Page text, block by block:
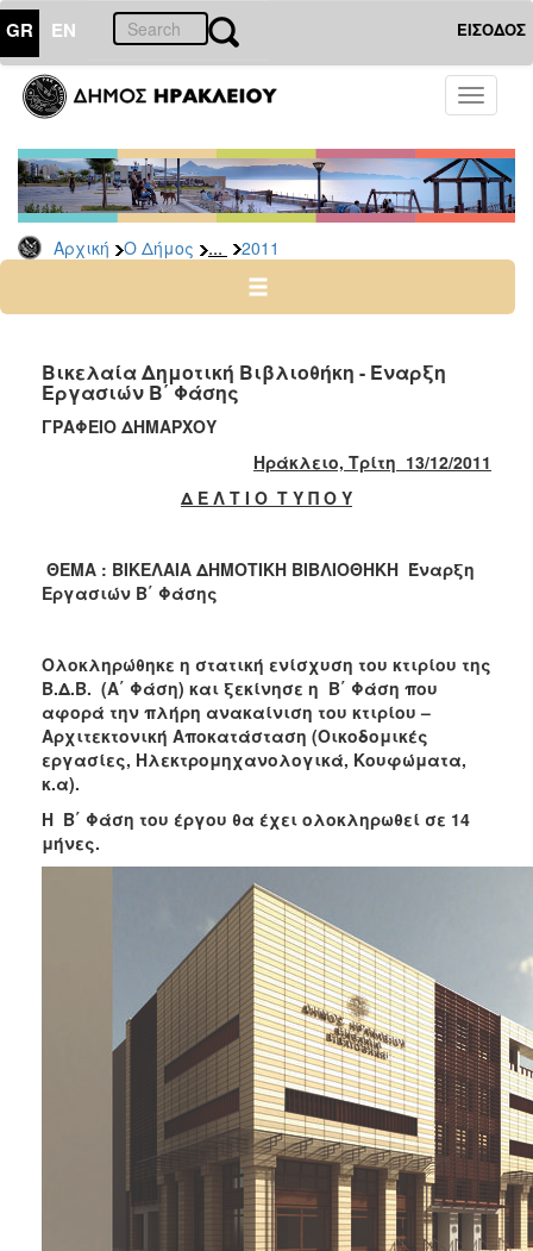
GR EN ΕΙΣΟΔΟΣ
Toggle
Αρχική Ο Δήμος ... 2011
ΔΗΜΟΣ
Δελτία
Τύπου
Αρχείο
2026
2024
2022
2021
2017
2016
2013
2012
2011
2006
Βικελαία Δημοτική Βιβλιοθήκη - Έναρξη
Εργασιών Β΄ Φάσης
ΓΡΑΦΕΙΟ ΔΗΜΑΡΧΟΥ
Ηράκλειο, Τρίτη 13/12/2011
Δ Ε Λ Τ Ι Ο Τ Υ Π Ο Υ
ΘΕΜΑ : ΒΙΚΕΛΑΙΑ ΔΗΜΟΤΙΚΗ ΒΙΒΛΙΟΘΗΚΗ Έναρξη
Εργασιών Β΄ Φάσης
Ολοκληρώθηκε η στατική ενίσχυση του κτιρίου της
Β.Δ.Β. (Α΄ Φάση) και ξεκίνησε η Β΄ Φάση που
αφορά την πλήρη ανακαίνιση του κτιρίου –
Αρχιτεκτονική Αποκατάσταση (Οικοδομικές
εργασίες, Ηλεκτρομηχανολογικά, Κουφώματα,
κ.α).
Η Β΄ Φάση του έργου θα έχει ολοκληρωθεί σε 14
μήνες.